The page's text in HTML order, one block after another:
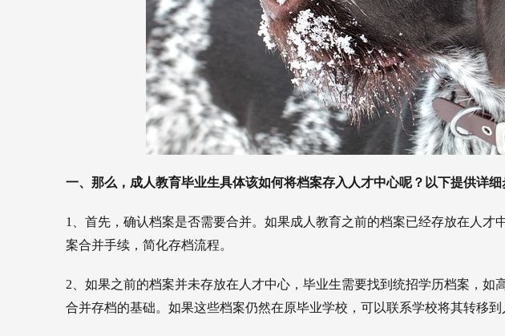
一、那么，成人教育毕业生具体该如何将档案存入人才中心呢？以下提供详细
1、首先，确认档案是否需要合并。如果成人教育之前的档案已经存放在人才
案合并手续，简化存档流程。
2、如果之前的档案并未存放在人才中心，毕业生需要找到统招学历档案，如
合并存档的基础。如果这些档案仍然在原毕业学校，可以联系学校将其转移到